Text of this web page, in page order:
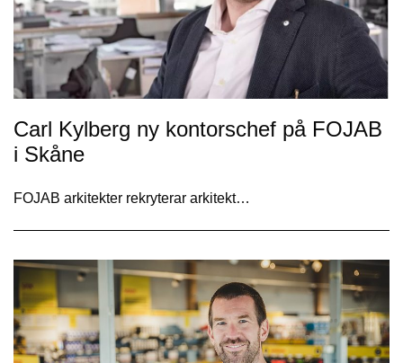
Carl Kylberg ny kontorschef på FOJAB
i Skåne
FOJAB arkitekter rekryterar arkitekt…